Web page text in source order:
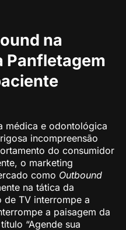
na
Panfletagem
médica e odontológica
incompreensão
do consumidor
o marketing
como Outbound
na tática da
de TV interrompe a
a paisagem da
“Agende sua